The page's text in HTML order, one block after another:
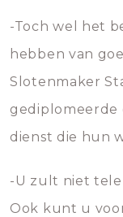
-Toch wel het
hebben van
Slotenmaker
gediplomeerde
dienst die hun
-U zult niet
Ook kunt u